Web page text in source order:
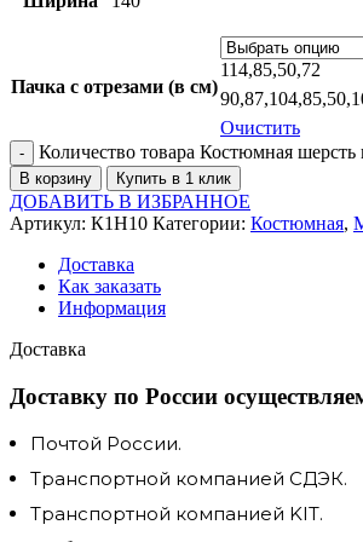
Пачка с отрезами (в см)
114,85,50,72
Очистить
Количество товара Костюмная
В корзину Купить в 1 клик
ДОБАВИТЬ В ИЗБРАННОЕ
Артикул: К1Н10 Категории: Костюмная,
Доставка
Как заказать
Информация
Доставка
Доставку по России
Почтой России.
Транспортной компанией СДЭК.
Транспортной компанией KIT.